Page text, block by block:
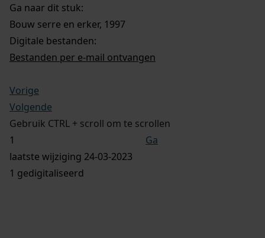
Ga naar dit stuk:
Bouw serre en erker, 1997
Digitale bestanden:
Bestanden per e-mail ontvangen
Vorige
Volgende
Gebruik CTRL + scroll om te scrollen
Ga
laatste wijziging 24-03-2023
1 gedigitaliseerd